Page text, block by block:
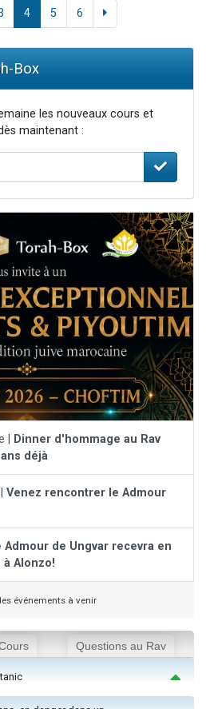
4 5 6
Box
les nouveaux cours et
maintenant :
|
Dinner d'hommage au Rav
déjà
Venez rencontrer le Admour
Admour de Ungvar recevra en
à Alonzo!
événements à venir
Questions au Rav